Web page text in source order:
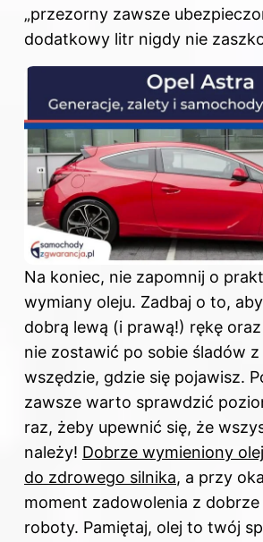
„przezorny zawsze
dodatkowy litr nigdy nie
Na koniec, nie zapomnij o
wymiany oleju. Zadbaj o to,
dobrą lewą (i prawą!) rękę
nie zostawić po sobie śladów z
wszędzie, gdzie się pojawisz.
zawsze warto sprawdzić
raz, żeby upewnić się, że
należy! Dobrze wymieniony
do zdrowego silnika, a przy
moment zadowolenia z
roboty. Pamiętaj, olej to twój